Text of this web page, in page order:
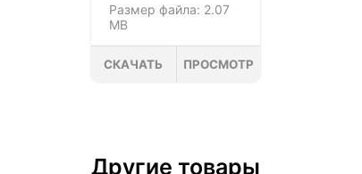
Размер файла: 2.07
MB
СКАЧАТЬ ПРОСМОТР
Другие товары